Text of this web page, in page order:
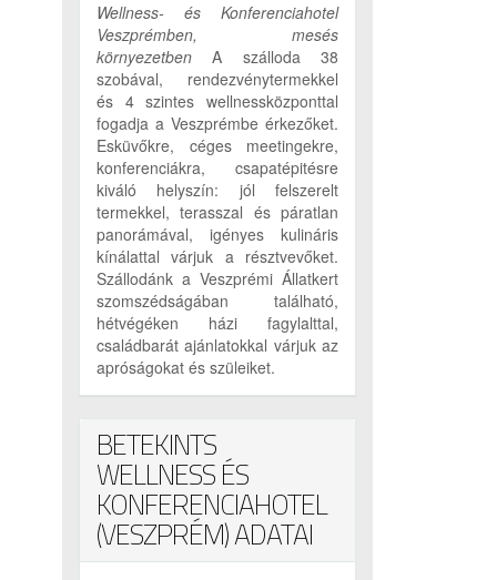
Wellness- és Konferenciahotel
Veszprémben, mesés
környezetben A szálloda 38
szobával, rendezvénytermekkel
és 4 szintes wellnessközponttal
fogadja a Veszprémbe érkezőket.
Esküvőkre, céges meetingekre,
konferenciákra, csapatépitésre
kiváló helyszín: jól felszerelt
termekkel, terasszal és páratlan
panorámával, igényes kulináris
kínálattal várjuk a résztvevőket.
Szállodánk a Veszprémi Állatkert
szomszédságában található,
hétvégéken házi fagylalttal,
családbarát ajánlatokkal várjuk az
apróságokat és szüleiket.
BETEKINTS
WELLNESS ÉS
KONFERENCIAHOTEL
(VESZPRÉM) ADATAI